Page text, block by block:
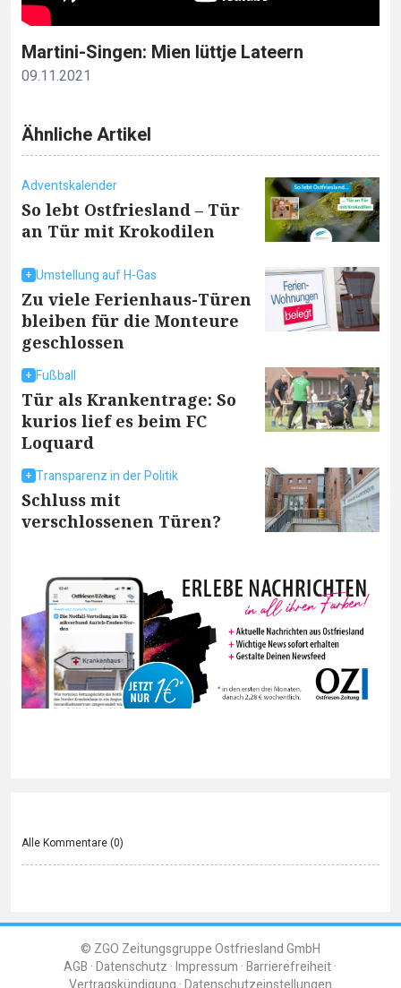
Martini-Singen: Mien lüttje Lateern
09.11.2021
Ähnliche Artikel
Adventskalender
So lebt Ostfriesland – Tür
an Tür mit Krokodilen
Umstellung auf H-Gas
Zu viele Ferienhaus-Türen
bleiben für die Monteure
geschlossen
Fußball
Tür als Krankentrage: So
kurios lief es beim FC
Loquard
Transparenz in der Politik
Schluss mit
verschlossenen Türen?
Alle Kommentare (0)
© ZGO Zeitungsgruppe Ostfriesland GmbH
AGB Datenschutz Impressum Barrierefreiheit